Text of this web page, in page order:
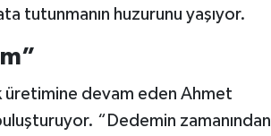
tutunmanın huzurunu yaşıyor.
üretimine devam eden Ahmet
“Dedemin zamanından